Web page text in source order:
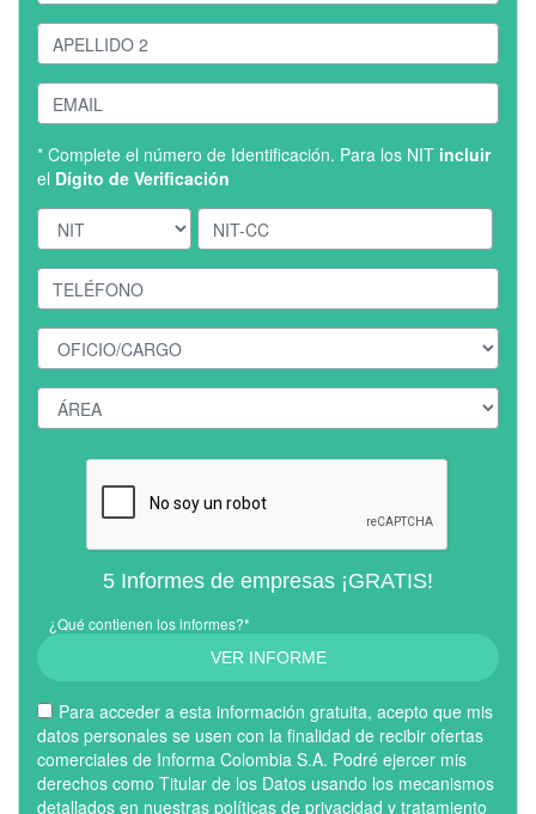
* Complete el número de Identificación. Para los NIT incluir
el Dígito de Verificación
5 Informes de empresas ¡GRATIS!
¿Qué contienen los informes?*
VER INFORME
Para acceder a esta información gratuita, acepto que mis
datos personales se usen con la finalidad de recibir ofertas
comerciales de Informa Colombia S.A. Podré ejercer mis
derechos como Titular de los Datos usando los mecanismos
detallados en nuestras políticas de privacidad y tratamiento